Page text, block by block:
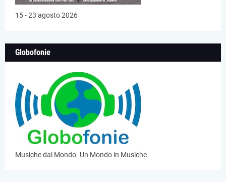
15 - 23 agosto 2026
Globofonie
Musiche dal Mondo. Un Mondo in Musiche